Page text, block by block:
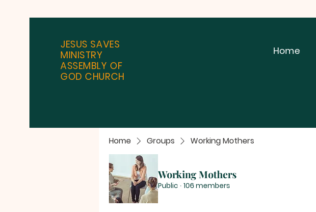
JESUS SAVES
MINISTRY
ASSEMBLY OF
GOD CHURCH
Home
Home Groups Working Mothers
Working Mothers
Public · 106 members